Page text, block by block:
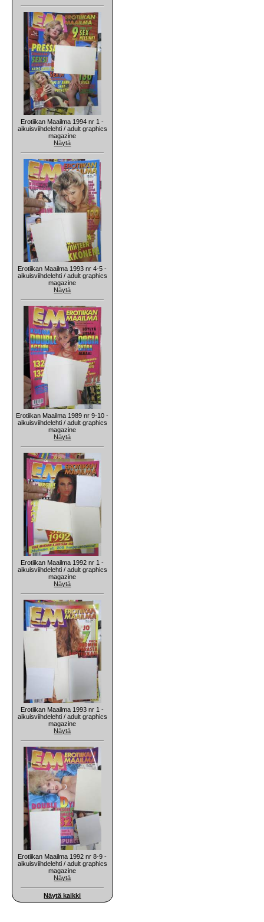
Erotiikan Maailma 1994 nr 1 -
aikuisviihdelehti / adult graphics
magazine
Näytä
Erotiikan Maailma 1993 nr 4-5 -
aikuisviihdelehti / adult graphics
magazine
Näytä
Erotiikan Maailma 1989 nr 9-10 -
aikuisviihdelehti / adult graphics
magazine
Näytä
Erotiikan Maailma 1992 nr 1 -
aikuisviihdelehti / adult graphics
magazine
Näytä
Erotiikan Maailma 1993 nr 1 -
aikuisviihdelehti / adult graphics
magazine
Näytä
Erotiikan Maailma 1992 nr 8-9 -
aikuisviihdelehti / adult graphics
magazine
Näytä
Näytä kaikki